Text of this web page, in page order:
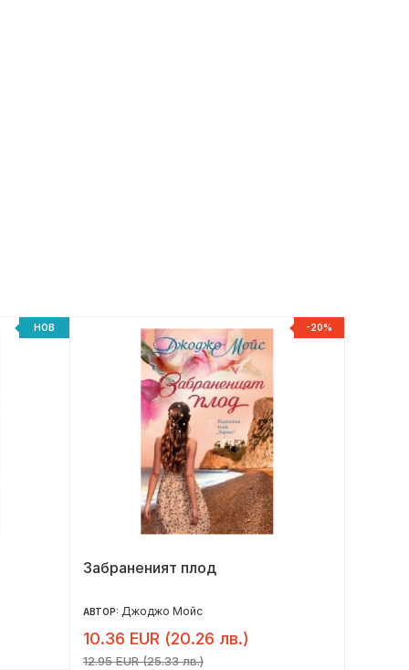
НОВ -20%
Забраненият плод
АВТОР: Джоджо Мойс
10.36 EUR (20.26 лв.)
12.95 EUR (25.33 лв.)